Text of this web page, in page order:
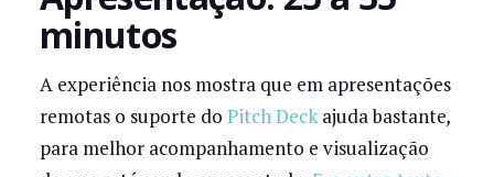
minutos
A experiência nos mostra que em apresentações
remotas o suporte do Pitch Deck ajuda bastante,
para melhor acompanhamento e visualização